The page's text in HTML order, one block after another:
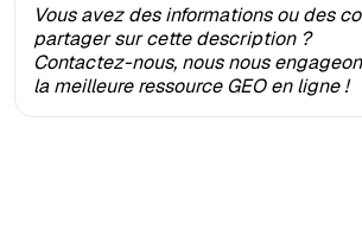
Vous avez des informations ou des
partager sur cette description ?
Contactez-nous, nous nous
la meilleure ressource GEO en ligne !